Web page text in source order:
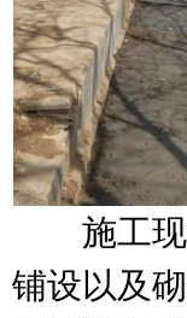
施工现
铺设以及